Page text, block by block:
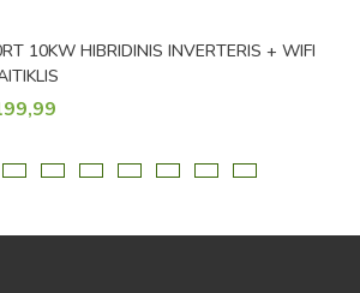
10KW HIBRIDINIS INVERTERIS + WIFI
€ 1199,99.